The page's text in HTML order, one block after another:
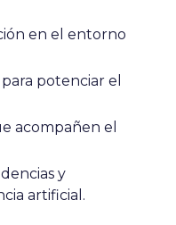
en el entorno
potenciar el
acompañen el
y
artificial.